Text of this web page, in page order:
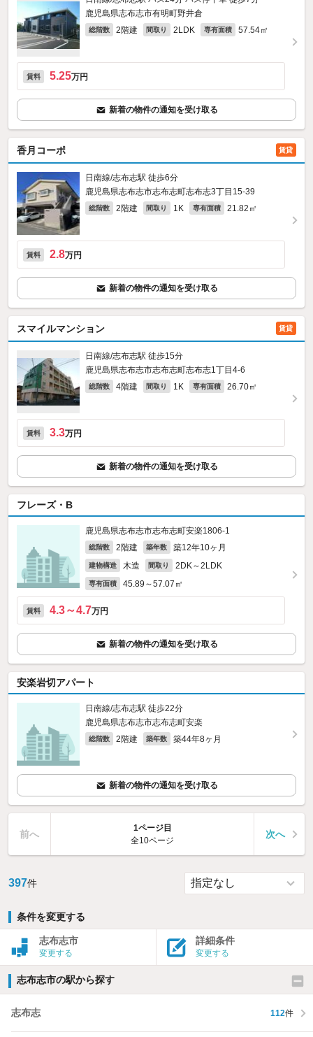
鹿児島県志布志市有明町野井倉
総階数 2階建 間取り 2LDK 専有面積 57.54㎡
賃料 5.25万円
新着の物件の通知を受け取る
香月コーポ 賃貸
日南線/志布志駅 徒歩6分
鹿児島県志布志市志布志町志布志3丁目15-39
総階数 2階建 間取り 1K 専有面積 21.82㎡
賃料 2.8万円
新着の物件の通知を受け取る
スマイルマンション 賃貸
日南線/志布志駅 徒歩15分
鹿児島県志布志市志布志町志布志1丁目4-6
総階数 4階建 間取り 1K 専有面積 26.70㎡
賃料 3.3万円
新着の物件の通知を受け取る
フレーズ・B
鹿児島県志布志市志布志町安楽1806‐1
総階数 2階建 築年数 築12年10ヶ月
建物構造 木造 間取り 2DK～2LDK
専有面積 45.89～57.07㎡
賃料 4.3～4.7万円
新着の物件の通知を受け取る
安楽岩切アパート
日南線/志布志駅 徒歩22分
鹿児島県志布志市志布志町安楽
総階数 2階建 築年数 築44年8ヶ月
新着の物件の通知を受け取る
前へ
1ページ目
全10ページ
次へ
397件
条件を変更する
志布志市
変更する
詳細条件
変更する
志布志市の駅から探す
志布志 112件